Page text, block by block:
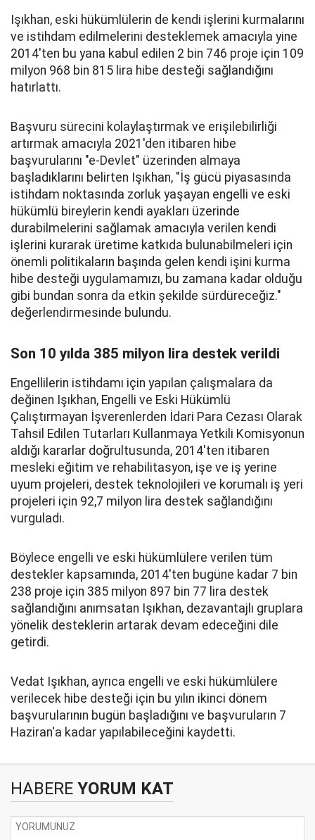
Işıkhan, eski hükümlülerin de kendi işlerini kurmalarını
ve istihdam edilmelerini desteklemek amacıyla yine
2014'ten bu yana kabul edilen 2 bin 746 proje için 109
milyon 968 bin 815 lira hibe desteği sağlandığını
hatırlattı.
Başvuru sürecini kolaylaştırmak ve erişilebilirliği
artırmak amacıyla 2021'den itibaren hibe
başvurularını "e-Devlet" üzerinden almaya
başladıklarını belirten Işıkhan, "İş gücü piyasasında
istihdam noktasında zorluk yaşayan engelli ve eski
hükümlü bireylerin kendi ayakları üzerinde
durabilmelerini sağlamak amacıyla verilen kendi
işlerini kurarak üretime katkıda bulunabilmeleri için
önemli politikaların başında gelen kendi işini kurma
hibe desteği uygulamamızı, bu zamana kadar olduğu
gibi bundan sonra da etkin şekilde sürdüreceğiz."
değerlendirmesinde bulundu.
Son 10 yılda 385 milyon lira destek verildi
Engellilerin istihdamı için yapılan çalışmalara da
değinen Işıkhan, Engelli ve Eski Hükümlü
Çalıştırmayan İşverenlerden İdari Para Cezası Olarak
Tahsil Edilen Tutarları Kullanmaya Yetkili Komisyonun
aldığı kararlar doğrultusunda, 2014'ten itibaren
mesleki eğitim ve rehabilitasyon, işe ve iş yerine
uyum projeleri, destek teknolojileri ve korumalı iş yeri
projeleri için 92,7 milyon lira destek sağlandığını
vurguladı.
Böylece engelli ve eski hükümlülere verilen tüm
destekler kapsamında, 2014'ten bugüne kadar 7 bin
238 proje için 385 milyon 897 bin 77 lira destek
sağlandığını anımsatan Işıkhan, dezavantajlı gruplara
yönelik desteklerin artarak devam edeceğini dile
getirdi.
Vedat Işıkhan, ayrıca engelli ve eski hükümlülere
verilecek hibe desteği için bu yılın ikinci dönem
başvurularının bugün başladığını ve başvuruların 7
Haziran'a kadar yapılabileceğini kaydetti.
HABERE YORUM KAT